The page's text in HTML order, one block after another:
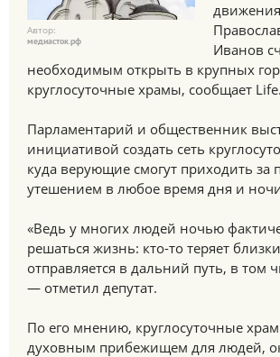
Автор:
медиасток.рф
Иванов
необходимым открыть в крупных
круглосуточные храмы, сообщает
Парламентарий и общественник
инициативой создать сеть
куда верующие смогут приходить
утешением в любое время дня и
«Ведь у многих людей ночью
решаться жизнь: кто-то теряет
отправляется в дальний путь, в том
— отметил депутат.
По его мнению, круглосуточные
духовным прибежищем для людей,